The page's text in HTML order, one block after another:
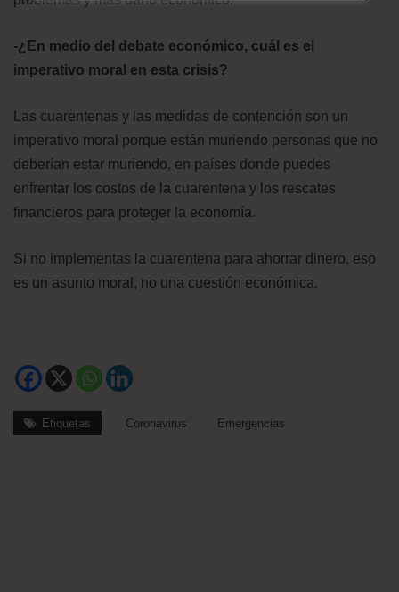
-¿En medio del debate económico, cuál es el
imperativo moral en esta crisis?
Las cuarentenas y las medidas de contención son un
imperativo moral porque están muriendo personas que no
deberían estar muriendo, en países donde puedes
enfrentar los costos de la cuarentena y los rescates
financieros para proteger la economía.
Si no implementas la cuarentena para ahorrar dinero, eso
es un asunto moral, no una cuestión económica.
Etiquetas Coronavirus Emergencias